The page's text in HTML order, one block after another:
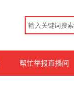
帮忙举报直播间